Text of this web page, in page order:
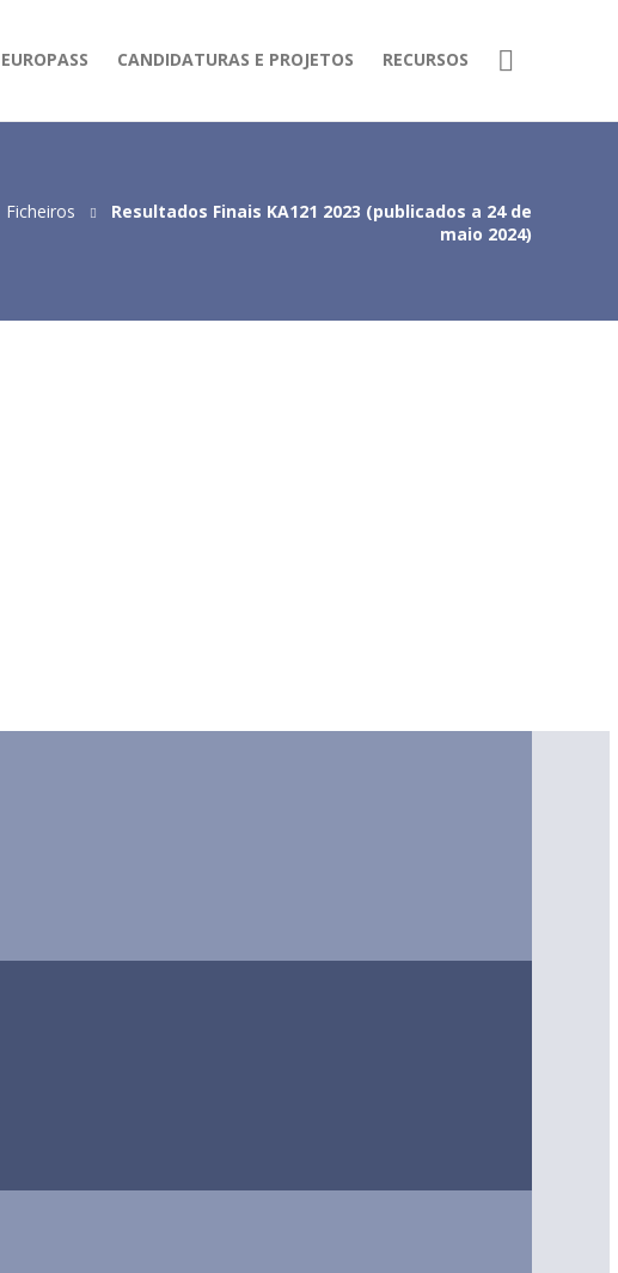
EUROPASS CANDIDATURAS E PROJETOS RECURSOS
Ficheiros
Resultados Finais KA121 2023 (publicados a 24 de
maio 2024)